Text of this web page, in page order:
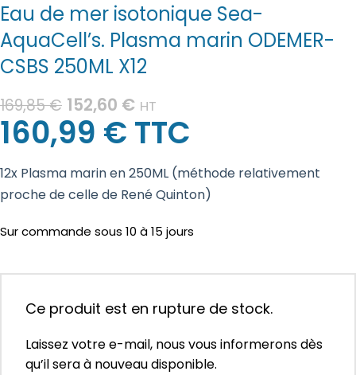
Eau de mer isotonique Sea-
AquaCell’s. Plasma marin ODEMER-
CSBS 250ML X12
169,85€ 152,60 € HT
160,99 € TTC
12x Plasma marin en 250ML (méthode relativement
proche de celle de René Quinton)
Sur commande sous 10 à 15 jours
Ce produit est en rupture de stock.
Laissez votre e-mail, nous vous informerons dès
qu’il sera à nouveau disponible.